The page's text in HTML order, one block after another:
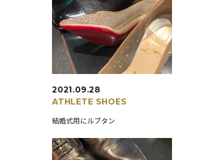
2021.09.28
ATHLETE SHOES
結婚式用にルブタン